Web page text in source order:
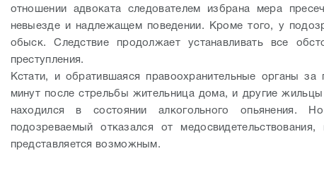
отношении адвоката следователем избрана мера
невыезде и надлежащем поведении. Кроме того, у
обыск. Следствие продолжает устанавливать все
преступления.
Кстати, и обратившаяся правоохранительные органы
минут после стрельбы жительница дома, и другие
находился в состоянии алкогольного
подозреваемый отказался от
представляется возможным.